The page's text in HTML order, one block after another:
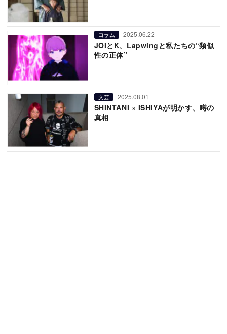
コラム 2025.06.22
JOIとK、Lapwingと私たちの“類似
性の正体”
文芸 2025.08.01
SHINTANI × ISHIYAが明かす、噂の
真相